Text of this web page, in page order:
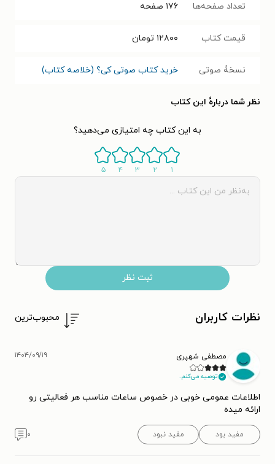
تعداد صفحه‌ها ۱۷۶ صفحه
قیمت کتاب ۱۲۸۰۰ تومان
نسخۀ صوتی خرید کتاب صوتی کی؟ (خلاصه کتاب)
نظر شما دربارهٔ این کتاب
به این کتاب چه امتیازی می‌دهید؟
۱ ۲ ۳ ۴ ۵
ثبت نظر
نظرات کاربران محبوب‌ترین
مصطفی شهپری
توصیه می‌کنم.
۱۴۰۴/۰۹/۱۹
اطلاعات عمومی خوبی در خصوص ساعات مناسب هر فعالیتی رو
ارائه میده
مفید بود مفید نبود ۰